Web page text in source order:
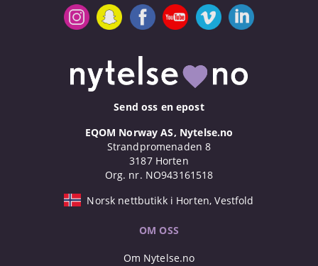
Send oss en epost
EQOM Norway AS, Nytelse.no
Strandpromenaden 8
3187 Horten
Org. nr. NO943161518
Norsk nettbutikk i Horten, Vestfold
OM OSS
Om Nytelse.no